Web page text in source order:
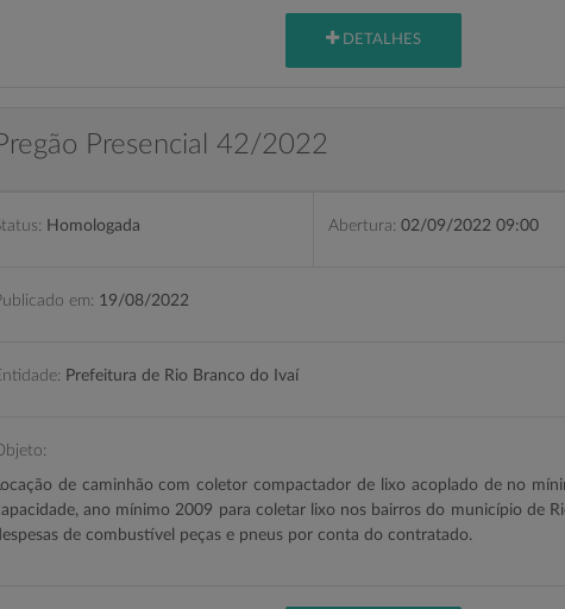
DETALHES
Presencial 42/2022
Homologada Abertura: 02/09/2022 09:00
em: 19/08/2022
Prefeitura de Rio Branco do Ivaí
Locação de caminhão com coletor compactador de lixo acoplado de no
ano mínimo 2009 para coletar lixo nos bairros do município de
de combustível peças e pneus por conta do contratado.